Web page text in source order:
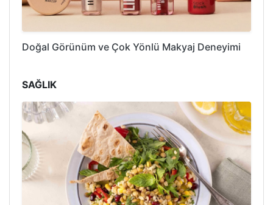
Doğal Görünüm ve Çok Yönlü Makyaj Deneyimi
SAĞLIK